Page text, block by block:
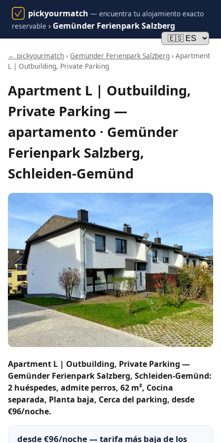
pickyourmatch — encuentra tu alojamiento exacto
reservable › Gemünder Ferienpark Salzberg
← pickyourmatch › Gemünder Ferienpark Salzberg › Apartment
L | Outbuilding, Private Parking
Apartment L | Outbuilding,
Private Parking —
apartamento · Gemünder
Ferienpark Salzberg,
Schleiden-Gemünd
Apartment L | Outbuilding, Private Parking —
Gemünder Ferienpark Salzberg, Schleiden-Gemünd:
2 huéspedes, admite perros, 62 m², Cocina
separada, Planta baja, Cerca del parking, desde
€96/noche.
desde €96/noche — tarifa más baja de los